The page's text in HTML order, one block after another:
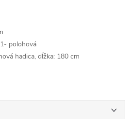
polohová
hadica, dĺžka: 180 cm